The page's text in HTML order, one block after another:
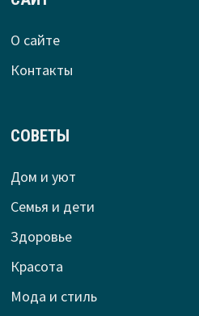
О сайте
Контакты
СОВЕТЫ
Дом и уют
Семья и дети
Здоровье
Красота
Мода и стиль